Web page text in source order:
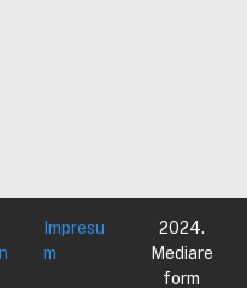
Impresu
m
2024.
Mediare
form